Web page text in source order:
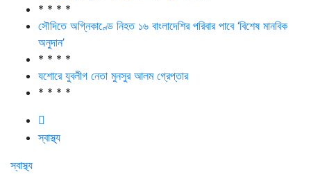
* * * *
সৌদিতে অগ্নিকাণ্ডে নিহত ১৬ বাংলাদেশির পরিবার পাবে ‘বিশেষ মানবিক
অনুদান’
* * * *
যশোরে যুবলীগ নেতা মুনসুর আলম গ্রেপ্তার
* * * *
স্বাস্থ্য
স্বাস্থ্য